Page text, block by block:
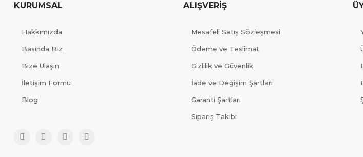
KURUMSAL
Hakkımızda
Basında Biz
Bize Ulaşın
İletişim Formu
Blog
ALIŞVERİŞ
Mesafeli Satış Sözleşmesi
Ödeme ve Teslimat
Gizlilik ve Güvenlik
İade ve Değişim Şartları
Garanti Şartları
Sipariş Takibi